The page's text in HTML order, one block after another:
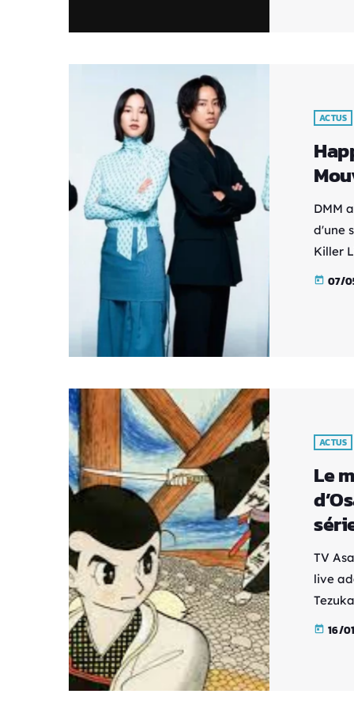
ACTUS
DMM
d'une
Killer
today 07/
ACTUS
Le
TV
live
today 16/